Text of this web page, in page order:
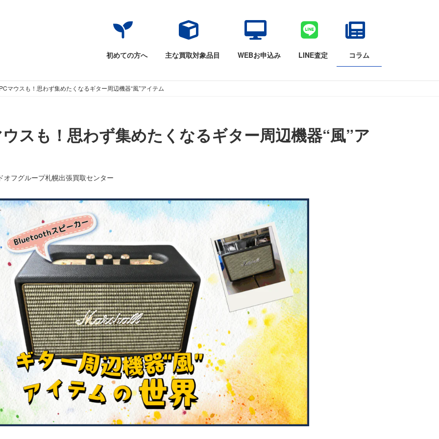
初めての方へ 主な買取対象品目 WEBお申込み LINE査定 コラム
マウスも！思わず集めたくなるギター周辺機器“風”アイテム
スも！思わず集めたくなるギター周辺機器“風”ア
オフグループ札幌出張買取センター